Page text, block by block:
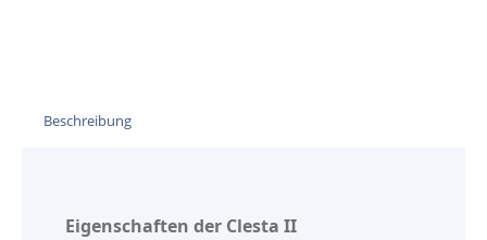
Beschreibung
Eigenschaften der Clesta II